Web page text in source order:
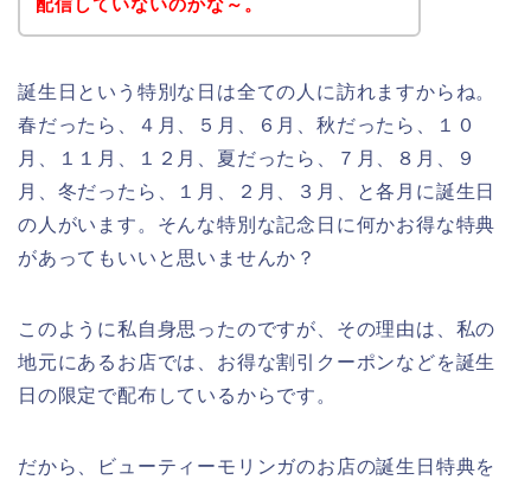
配信していないのかな～。
誕生日という特別な日は全ての人に訪れますからね。
春だったら、４月、５月、６月、秋だったら、１０
月、１１月、１２月、夏だったら、７月、８月、９
月、冬だったら、１月、２月、３月、と各月に誕生日
の人がいます。そんな特別な記念日に何かお得な特典
があってもいいと思いませんか？
このように私自身思ったのですが、その理由は、私の
地元にあるお店では、お得な割引クーポンなどを誕生
日の限定で配布しているからです。
だから、ビューティーモリンガのお店の誕生日特典を